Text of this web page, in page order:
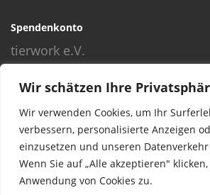
Wir schätzen Ihre
Wir verwenden Cookies, um Ihr
verbessern, personalisierte Anzeigen
einzusetzen und unseren
Wenn Sie auf „Alle akzeptieren"
Anwendung von Cookies zu.
Spendenkonto
tierwork e.V.
Volksbank
BLZ: 24060300
Konto: 4902218000
IBAN: DE68240603004902218000
BIC: GENODEF1NBU